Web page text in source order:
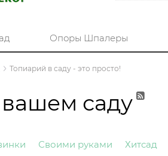
Опоры Шпалеры
Топиарий в саду - это просто!
саду
Своими руками Хитсад